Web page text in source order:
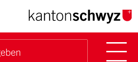
im Kanton